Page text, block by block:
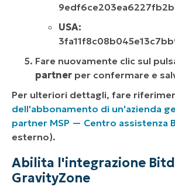
USA:
Fare nuovamente clic sul
partner per confermare e
Per ulteriori dettagli, fare
dell'abbonamento di un'azienda
partner MSP — Centro assistenza
esterno).
Abilita l'integrazione
GravityZone